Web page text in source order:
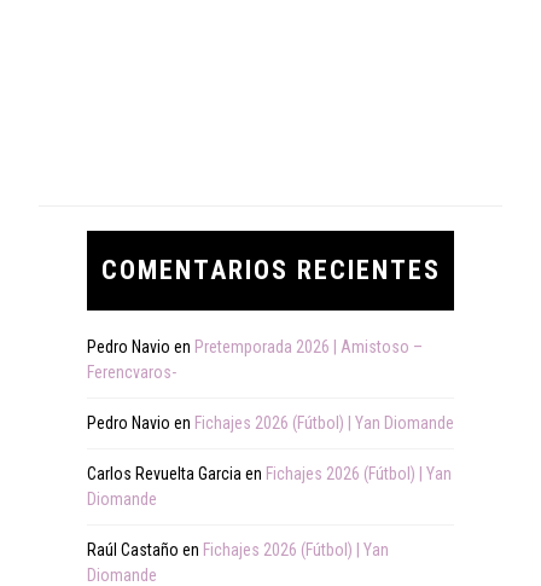
COMENTARIOS RECIENTES
Pedro Navio en Pretemporada 2026 | Amistoso –
Ferencvaros-
Pedro Navio en Fichajes 2026 (Fútbol) | Yan Diomande
Carlos Revuelta Garcia en Fichajes 2026 (Fútbol) | Yan
Diomande
Raúl Castaño en Fichajes 2026 (Fútbol) | Yan
Diomande